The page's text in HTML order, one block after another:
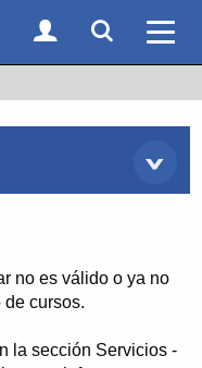
web
Acceso Socios
Acceso
no es válido o ya no
cursos.
la sección Servicios -